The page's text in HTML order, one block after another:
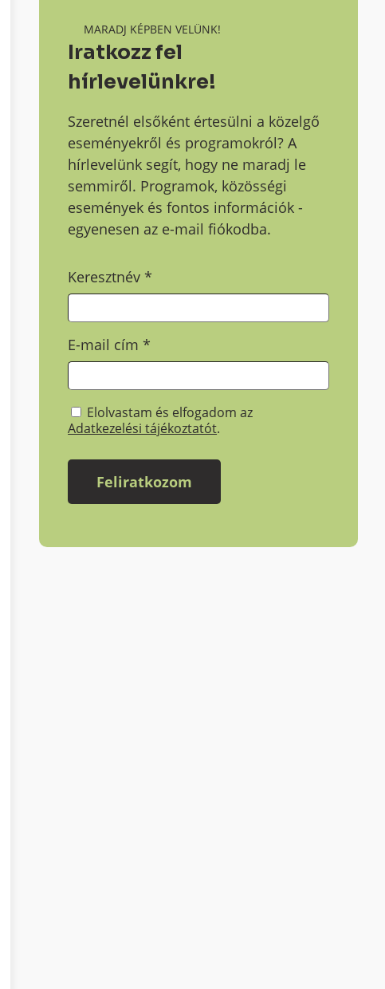
MARADJ KÉPBEN VELÜNK!
Iratkozz fel
hírlevelünkre!
Szeretnél elsőként értesülni a közelgő
eseményekről és programokról? A
hírlevelünk segít, hogy ne maradj le
semmiről. Programok, közösségi
események és fontos információk -
egyenesen az e-mail fiókodba.
Keresztnév*
E-mail cím*
Elolvastam és elfogadom az
Adatkezelési tájékoztatót.